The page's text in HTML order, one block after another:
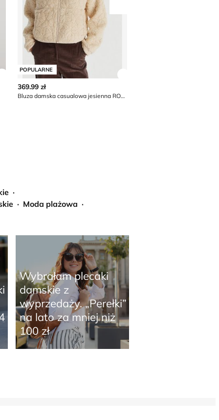
Zobacz szczegóły produktu
POPULARNE
369.99 zł
Bluza damska casualowa jesienna ROXY
Moda plażowa
Wybrałam plecaki
damskie z
wyprzedaży. „Perełki”
na lato za mniej niż
100 zł